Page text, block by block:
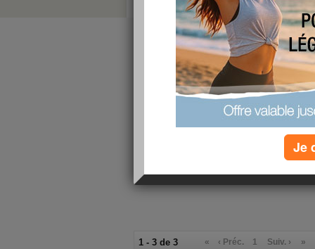
sur la longeur.
Le week-end arrive, avec ses nombreuses
dégusation vins et fromages, un buffet à
Objectif du week-end : une séance de
bronzette et l'achat de 2 poids légers pour
encore utiliser... faut pas pousser non plus
1 - 3 de 3 « ‹ Préc. 1 Suiv. › »
Je